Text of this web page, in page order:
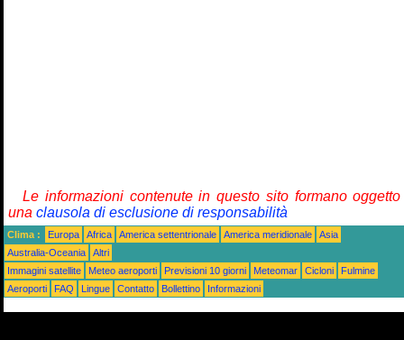
Le informazioni contenute in questo sito formano
una clausola di esclusione di responsabilità
Clima : Europa Africa America settentrionale America meridionale
Asia
Australia-Oceania
Altri
Immagini satellite
Meteo aeroporti Previsioni 10 giorni Meteomar Cicloni
Fulmine
Aeroporti
FAQ Lingue Contatto Bollettino Informazioni